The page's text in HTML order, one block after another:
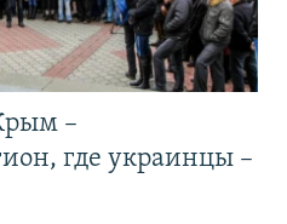
–
где украинцы –